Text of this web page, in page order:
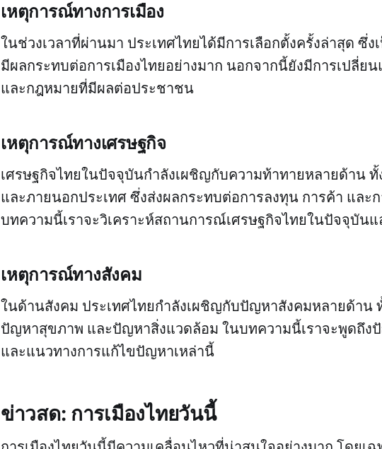
เหตุการณ์ทางการเมือง
ในช่วงเวลาที่ผ่านมา ประเทศไทยได้มีการเลือกตั้งครั้งล่าสุด ซึ่
มีผลกระทบต่อการเมืองไทยอย่างมาก นอกจากนี้ยังมีการเปลี่ย
และกฎหมายที่มีผลต่อประชาชน
เหตุการณ์ทางเศรษฐกิจ
เศรษฐกิจไทยในปัจจุบันกำลังเผชิญกับความท้าทายหลายด้าน
และภายนอกประเทศ ซึ่งส่งผลกระทบต่อการลงทุน การค้า และ
บทความนี้เราจะวิเคราะห์สถานการณ์เศรษฐกิจไทยในปัจจุบัน
เหตุการณ์ทางสังคม
ในด้านสังคม ประเทศไทยกำลังเผชิญกับปัญหาสังคมหลายด้าน
ปัญหาสุขภาพ และปัญหาสิ่งแวดล้อม ในบทความนี้เราจะพูดถึ
และแนวทางการแก้ไขปัญหาเหล่านี้
ข่าวสด: การเมืองไทยวันนี้